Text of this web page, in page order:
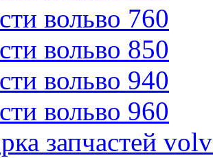
вольво 760
вольво 850
вольво 940
вольво 960
запчастей